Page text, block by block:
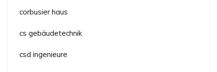
corbusier haus
cs gebäudetechnik
csd ingenieure